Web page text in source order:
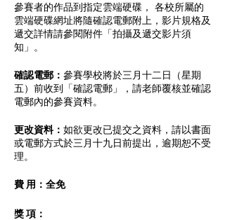
參賽者的作品到指定雲端硬碟， 各校所屬的
雲端硬碟網址將隨確認電郵附上，影片規格及
遞交詳情請參閱附件「拍攝及遞交影片須
知」。
確認電郵： 參賽學校將於三月十二日（星期
五）前收到「確認電郵」，請老師覆核並確認
電郵內的參賽資料。
更改資料： 如欲更改已提交之資料，請以書面
或電郵方式於三月十九日前提出，逾期恕不受
理。
費 用：全免
獎 項：